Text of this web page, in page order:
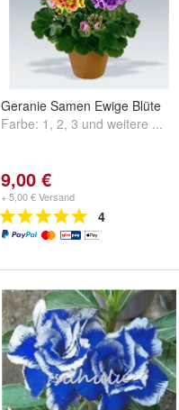
Geranie Samen Ewige Blüte
Farbe: 1 , 2, 3 und weitere ...
9,00 €
+ 5,00 € Versand
4